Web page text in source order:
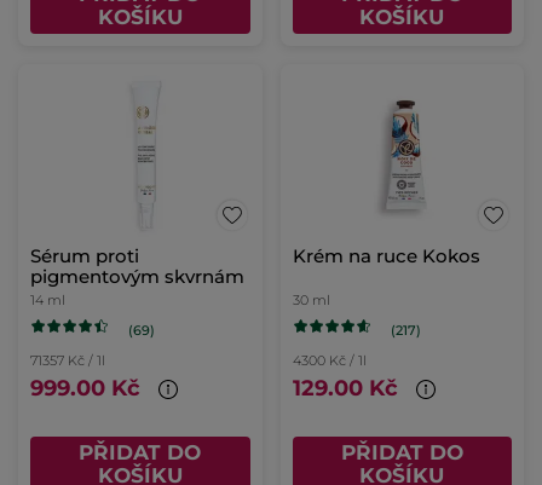
KOŠÍKU
KOŠÍKU
Sérum proti
pigmentovým skvrnám
14 ml
(69)
71357 Kč / 1l
999.00 Kč
PŘIDAT DO
KOŠÍKU
Krém na ruce Kokos
30 ml
(217)
4300 Kč / 1l
129.00 Kč
PŘIDAT DO
KOŠÍKU